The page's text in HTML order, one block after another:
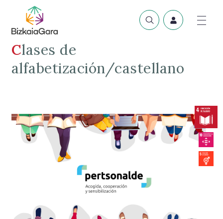
Clases de
alfabetización/castellano